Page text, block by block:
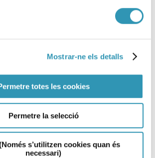
Mostrar-ne els detalls
totes les cookies
Permetre la selecció
s’utilitzen cookies quan és
necessari)
Aviso preventivo
ambiental de
atmosférica por